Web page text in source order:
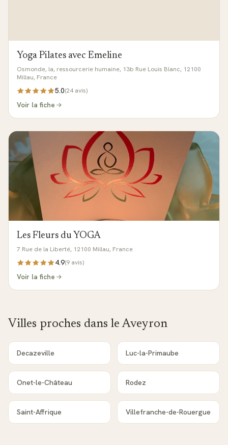
Yoga Pilates avec Emeline
Osmonde, la, ressourcerie humaine, 13b Rue Louis Blanc, 12100
Millau, France
5.0(24avis)
Voir la fiche
Les Fleurs du YOGA
7 Rue de la Liberté, 12100 Millau, France
4.9(9 avis)
Voir la fiche
Villes proches dans leAveyron
Decazeville Luc-la-Primaube
Onet-le-Château Rodez
Saint-Affrique Villefranche-de-Rouergue